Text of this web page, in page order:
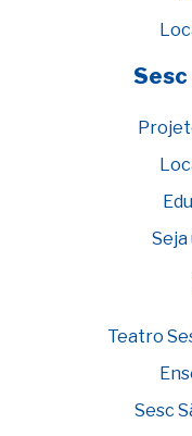
Sesc
Seja
Teatro
Sesc